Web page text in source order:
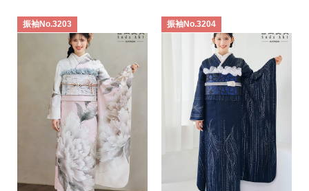
振袖No.3203 振袖No.3204